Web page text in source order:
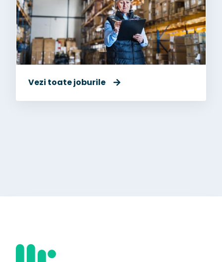
Vezi toate joburile